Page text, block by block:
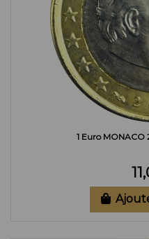
1 Euro